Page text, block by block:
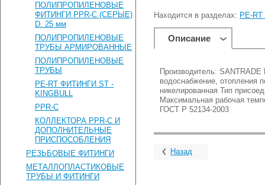
ПОЛИПРОПИЛЕНОВЫЕ
ФИТИНГИ PPR-C (СЕРЫЕ)
D. 25 мм
ПОЛИПРОПИЛЕНОВЫЕ
ТРУБЫ АРМИРОВАННЫЕ
ПОЛИПРОПИЛЕНОВЫЕ
ТРУБЫ
PE-RT ФИТИНГИ ST -
KINGBULL
PPR-C
КОЛЛЕКТОРА PPR-C И
ДОПОЛНИТЕЛЬНЫЕ
ПРИСПОСОБЛЕНИЯ
РЕЗЬБОВЫЕ ФИТИНГИ
МЕТАЛЛОПЛАСТИКОВЫЕ
ТРУБЫ И ФИТИНГИ
Находится в разделах: PE-
Описание
Производитель: SANTRADE
водоснабжение, отопления
никелированная Тип
Максимальная рабочая
ГОСТ Р 52134-2003
Назад